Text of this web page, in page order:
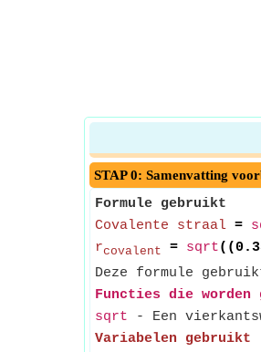
STAP 0: Samenvatting
Formule gebruikt
Covalente straal =
rcovalent = sqrt
Deze formule
Functies die worden
sqrt - Een
Variabelen gebruikt